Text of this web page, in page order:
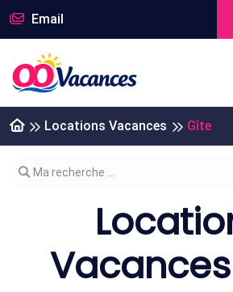
Email
Locations Vacances Gîte
Modifier votre recherche
Ma recherche ...